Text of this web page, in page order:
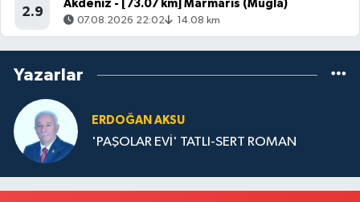
2.9
Akdeniz - [73.07 km] Marmaris (Muğla)
07.08.2026 22:02 14.08 km
Yazarlar
ERDOĞAN AKSU
'PAŞOLAR EVİ' TATLI-SERT ROMAN